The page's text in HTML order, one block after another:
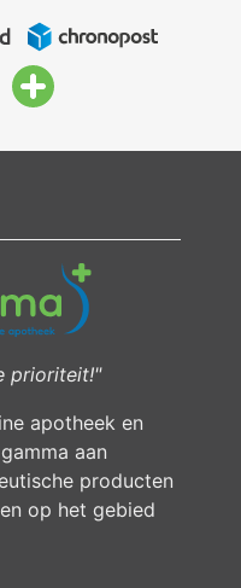
prioriteit!"
apotheek en
aan
producten
op het gebied